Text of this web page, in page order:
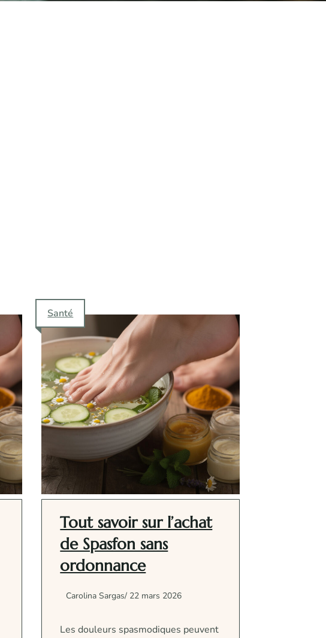
Santé
Tout savoir sur l’achat
de Spasfon sans
ordonnance
Carolina Sargas/ 22 mars 2026
Les douleurs spasmodiques peuvent